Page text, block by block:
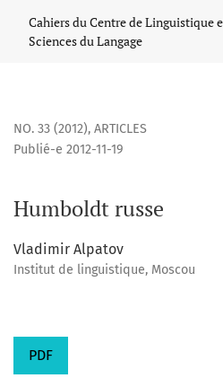
Cahiers du Centre de Linguistique
Sciences du Langage
NO. 33 (2012), ARTICLES
Humboldt russe
Publié-e 2012-11-19
Vladimir Alpatov
Institut de linguistique, Moscou
PDF